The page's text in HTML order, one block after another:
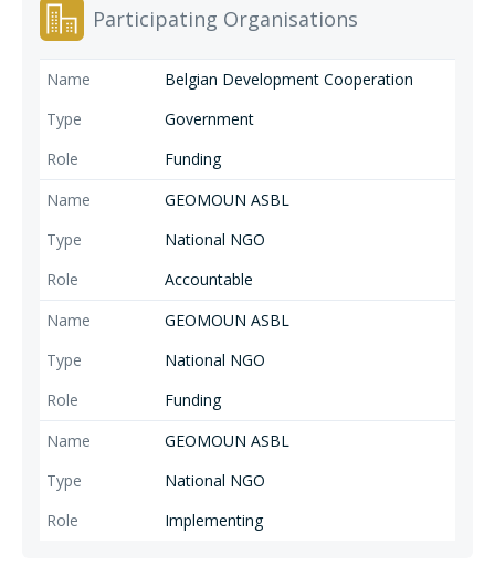
Participating Organisations
Belgian Development Cooperation
Government
Funding
GEOMOUN ASBL
National NGO
Accountable
GEOMOUN ASBL
National NGO
Funding
GEOMOUN ASBL
National NGO
Implementing